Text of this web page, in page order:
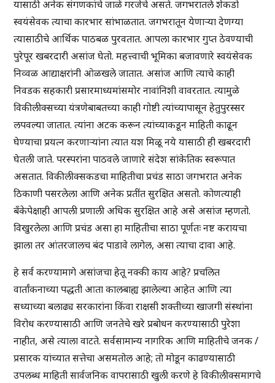
यासाठी अनेक संगणकांचे जाळे गरजेचे असते. जगभरातले शेकडो
स्वयंसेवक त्याचा कारभार सांभाळतात. जगभरातून येणाऱ्या देणग्या
त्यासाठीचे आर्थिक पाठबळ पुरवतात. आपला कारभार गुप्त ठेवण्याची
पुरेपूर खबरदारी असांज घेतो. महत्त्वाची भूमिका बजावणारे स्वयंसेवक
निव्वळ आद्याक्षरांनी ओळखले जातात. असांज आणि त्याचे काही
निवडक सहकारी प्रसारमाध्यमांसमोर नावांनिशी वावरतात. त्यामुळे
विकीलीक्सच्या यंत्रणेबाबतच्या काही गोष्टी त्यांच्यापासून हेतुपुरस्सर
लपवल्या जातात. त्यांना अटक करून त्यांच्याकडून माहिती काढून
घेण्याचा प्रयत्न करणाऱ्यांना त्यात यश मिळू नये यासाठी ही खबरदारी
घेतली जाते. परस्परांना पाठवले जाणारे संदेश सांकेतिक स्वरूपात
असतात. विकीलीक्सकडचा माहितीचा प्रचंड साठा जगभरात अनेक
ठिकाणी पसरलेला आणि अनेक प्रतींत सुरक्षित असतो. कोणत्याही
बँकेपेक्षाही आपली प्रणाली अधिक सुरक्षित आहे असे असांज म्हणतो.
विखुरलेला आणि प्रचंड असा हा माहितीचा साठा पूर्णतः नष्ट करायचा
झाला तर आंतरजालच बंद पाडावे लागेल, असा त्याचा दावा आहे.
हे सर्व करण्यामागे असांजचा हेतू नक्की काय आहे? प्रचलित
वार्तांकनाच्या पद्धती आता कालबाह्य झालेल्या आहेत आणि त्या
सध्याच्या बलाढ्य सरकारांना किंवा राक्षसी शक्तीच्या खाजगी संस्थांना
विरोध करण्यासाठी आणि जनतेचे खरे प्रबोधन करण्यासाठी पुरेशा
नाहीत, असे त्याला वाटते. सर्वसामान्य नागरिक आणि माहितीचे जनक /
प्रसारक यांच्यात सत्तेचा असमतोल आहे; तो मोडून काढण्यासाठी
उपलब्ध माहिती सार्वजनिक वापरासाठी खुली करणे हे विकीलीक्समागचे